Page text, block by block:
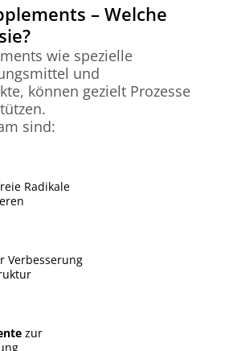
– Welche
wie spezielle
und
können gezielt Prozesse
sind:
Radikale
Verbesserung
zur